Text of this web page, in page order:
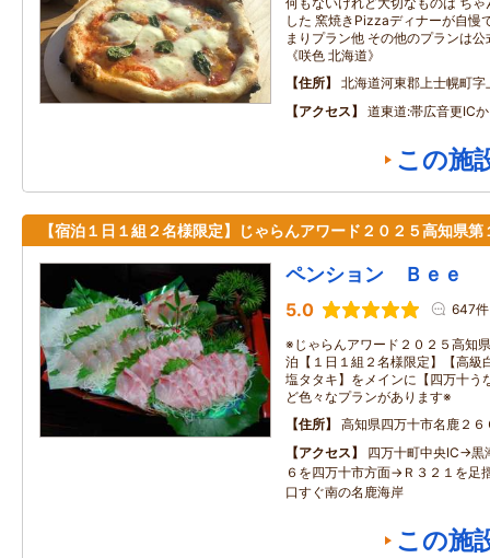
した 窯焼きPizzaディナーが自慢
まりプラン他 その他のプランは
《咲色 北海道》
住所
北海道河東郡上士幌町
アクセス
道東道:帯広音更IC
この施
【宿泊１日１組２名様限定】じゃらんアワード２０２５高知県第
ペンション Ｂｅｅ
5.0 647件
※じゃらんアワード２０２５高知
泊【１日１組２名様限定】【高級
塩タタキ】をメインに【四万十う
ど色々なプランがあります※
住所
高知県四万十市名鹿２６
アクセス
四万十町中央IC→
６を四万十市方面→Ｒ３２１を足
口すぐ南の名鹿海岸
この施